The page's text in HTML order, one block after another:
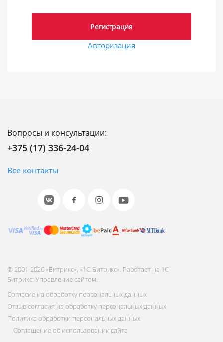
Авторизация
Вопросы и консультации:
+375 (17) 336-24-04
Все контакты
© 2001-2026 «Битрикс», «1С-Битрикс». Работает на 1С-
Битрикс: Управление сайтом.
Согласие на обработку персональных данных
Отзыв согласия на обработку персональных данных
Политика обработки персональных данных
Соглашение об использовании сайта